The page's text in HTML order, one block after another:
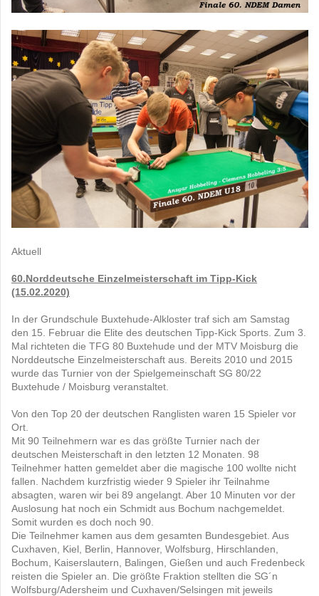
Aktuell
60.Norddeutsche Einzelmeisterschaft im Tipp-Kick
(15.02.2020)
In der Grundschule Buxtehude-Alkloster traf sich am Samstag
den 15. Februar die Elite des deutschen Tipp-Kick Sports. Zum 3.
Mal richteten die TFG 80 Buxtehude und der MTV Moisburg die
Norddeutsche Einzelmeisterschaft aus. Bereits 2010 und 2015
wurde das Turnier von der Spielgemeinschaft SG 80/22
Buxtehude / Moisburg veranstaltet.
Von den Top 20 der deutschen Ranglisten waren 15 Spieler vor
Ort.
Mit 90 Teilnehmern war es das größte Turnier nach der
deutschen Meisterschaft in den letzten 12 Monaten. 98
Teilnehmer hatten gemeldet aber die magische 100 wollte nicht
fallen. Nachdem kurzfristig wieder 9 Spieler ihr Teilnahme
absagten, waren wir bei 89 angelangt. Aber 10 Minuten vor der
Auslosung hat noch ein Schmidt aus Bochum nachgemeldet.
Somit wurden es doch noch 90.
Die Teilnehmer kamen aus dem gesamten Bundesgebiet. Aus
Cuxhaven, Kiel, Berlin, Hannover, Wolfsburg, Hirschlanden,
Bochum, Kaiserslautern, Balingen, Gießen und auch Fredenbeck
reisten die Spieler an. Die größte Fraktion stellten die SG´n
Wolfsburg/Adersheim und Cuxhaven/Selsingen mit jeweils